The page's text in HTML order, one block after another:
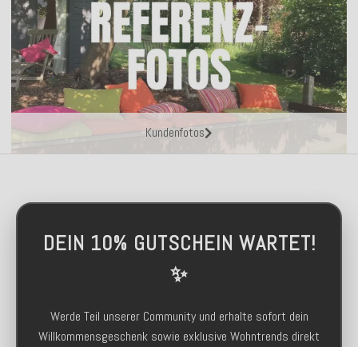
Kundenfotos
DEIN 10% GUTSCHEIN WARTET!
✨
Werde Teil unserer Community und erhalte sofort dein
Willkommensgeschenk sowie exklusive Wohntrends direkt